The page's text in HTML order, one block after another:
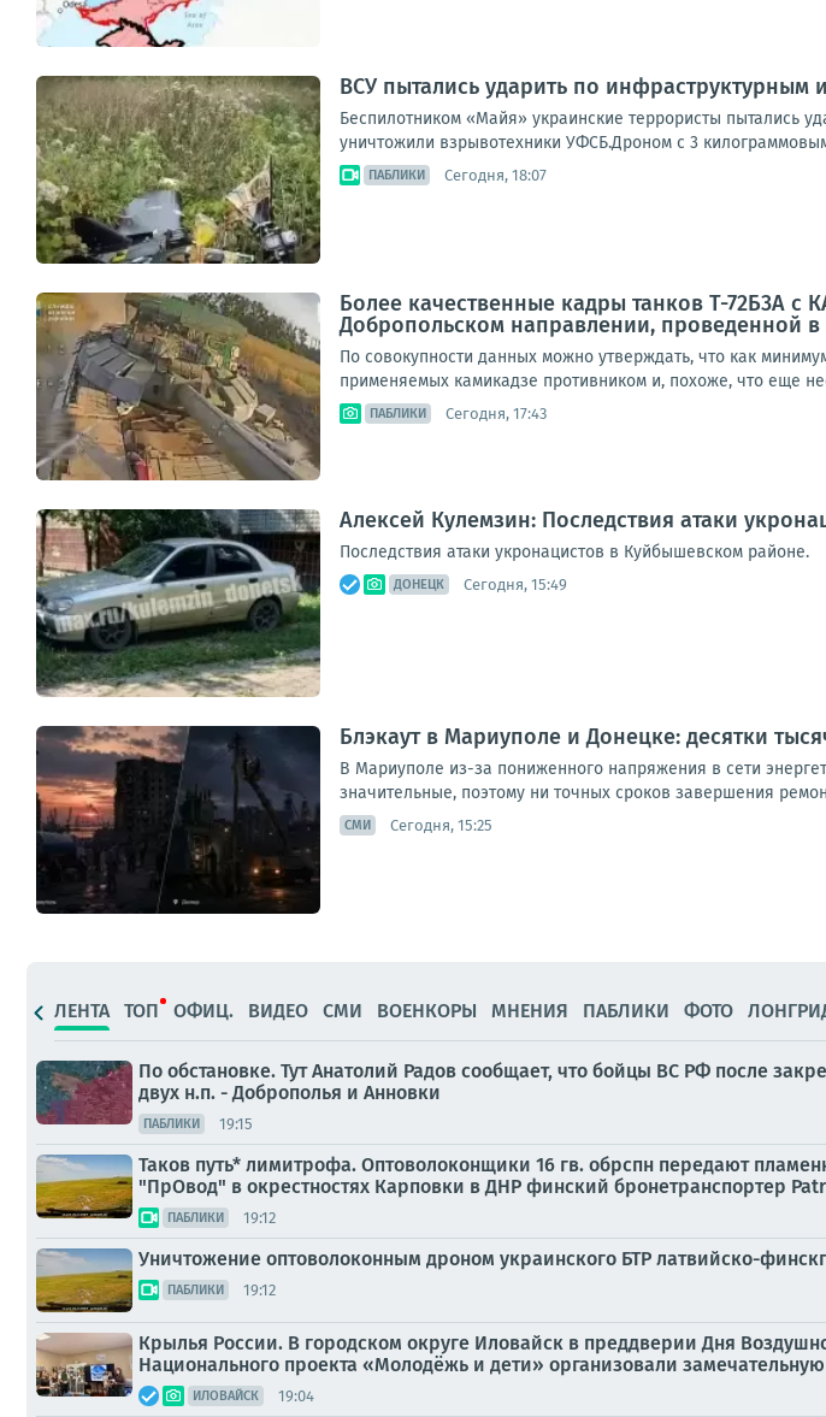
ВСУ пытались ударить по
Беспилотником «Майя» украинские террористы пытались
уничтожили взрывотехники УФСБ.Дроном с 3
ПАБЛИКИ Сегодня, 18:07
Более качественные кадры танков Т-72Б3А
Добропольском направлении, проведенной
По совокупности данных можно утверждать, что как
применяемых камикадзе противником и, похоже, что еще
ПАБЛИКИ Сегодня, 17:43
Алексей Кулемзин: Последствия атаки
Последствия атаки укронацистов в Куйбышевском районе.
ДОНЕЦК Сегодня, 15:49
Блэкаут в Мариуполе и Донецке: десятки
В Мариуполе из-за пониженного напряжения в сети
значительные, поэтому ни точных сроков завершения
СМИ Сегодня, 15:25
ЛЕНТА ТОП ОФИЦ. ВИДЕО СМИ ВОЕНКОРЫ МНЕНИЯ ПАБЛИКИ ФОТО
По обстановке. Тут Анатолий Радов сообщает, что бойцы ВС РФ после
двух н.п. - Доброполья и Анновки
ПАБЛИКИ 19:15
Таков путь* лимитрофа. Оптоволоконщики 16 гв. обрспн передают
"ПрОвод" в окрестностях Карповки в ДНР финский бронетранспортер
ПАБЛИКИ 19:12
Уничтожение оптоволоконным дроном украинского БТР латвийско-
ПАБЛИКИ 19:12
Крылья России. В городском округе Иловайск в преддверии Дня
Национального проекта «Молодёжь и дети» организовали
ИЛОВАЙСК 19:04